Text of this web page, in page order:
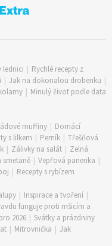
lednici | Rychlé recepty z
| Jak na dokonalou drobenku |
| Minulý život podle data
muffiny | Domácí
s lilkem | Perník | Třešňová
| Zálivky na salát | Zelná
smetaně | Vepřová panenka |
| Recepty s rybízem
| Inspirace a tvoření |
funguje proti mšicím a
2026 | Svátky a prázdniny
| Mitrovnička | Jak